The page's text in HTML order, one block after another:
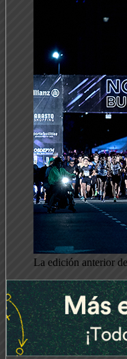
La edición anterior